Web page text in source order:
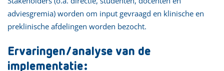
adviesgremia) worden om input gevraagd en klinische en
preklinische afdelingen worden bezocht.
Ervaringen/analyse van de
implementatie: